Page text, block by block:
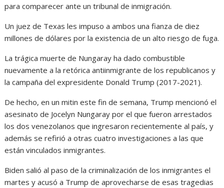
para comparecer ante un tribunal de inmigración.
Un juez de Texas les impuso a ambos una fianza de diez
millones de dólares por la existencia de un alto riesgo de fuga.
La trágica muerte de Nungaray ha dado combustible
nuevamente a la retórica antiinmigrante de los republicanos y
la campaña del expresidente Donald Trump (2017-2021).
De hecho, en un mitin este fin de semana, Trump mencionó el
asesinato de Jocelyn Nungaray por el que fueron arrestados
los dos venezolanos que ingresaron recientemente al país, y
además se refirió a otras cuatro investigaciones a las que
están vinculados inmigrantes.
Biden salió al paso de la criminalización de los inmigrantes el
martes y acusó a Trump de aprovecharse de esas tragedias